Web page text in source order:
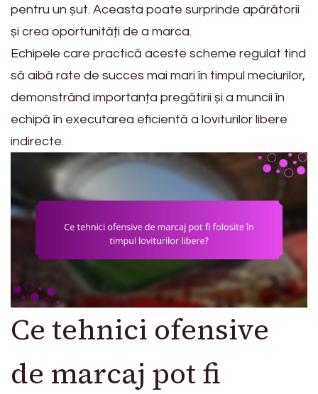
pentru un șut. Aceasta poate surprinde apărătorii
și crea oportunități de a marca.
Echipele care practică aceste scheme regulat tind
să aibă rate de succes mai mari în timpul meciurilor,
demonstrând importanța pregătirii și a muncii în
echipă în executarea eficientă a loviturilor libere
indirecte.
Ce tehnici ofensive
de marcaj pot fi